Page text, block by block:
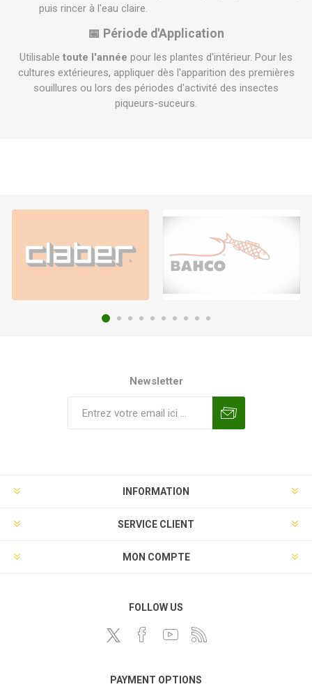
puis rincer à l'eau claire.
📅 Période d'Application
Utilisable toute l'année pour les plantes d'intérieur. Pour les
cultures extérieures, appliquer dès l'apparition des premières
souillures ou lors des périodes d'activité des insectes
piqueurs-suceurs.
Newsletter
INFORMATION
SERVICE CLIENT
MON COMPTE
FOLLOW US
PAYMENT OPTIONS